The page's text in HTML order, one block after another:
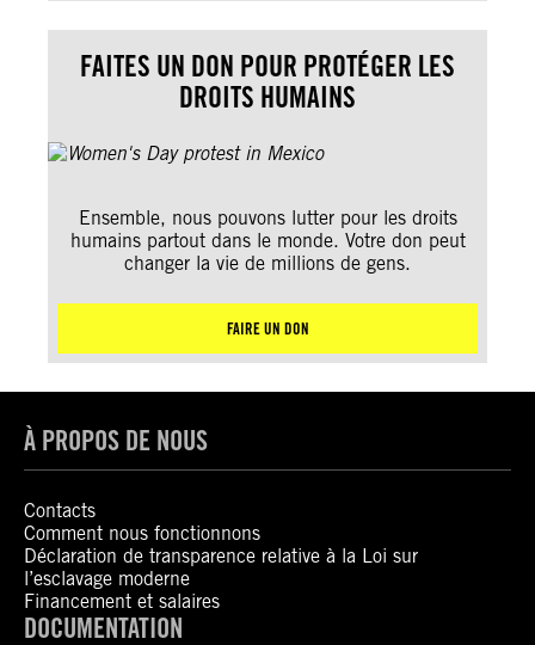
FAITES UN DON POUR PROTÉGER LES
DROITS HUMAINS
Ensemble, nous pouvons lutter pour les droits
humains partout dans le monde. Votre don peut
changer la vie de millions de gens.
FAIRE UN DON
À PROPOS DE NOUS
Contacts
Comment nous fonctionnons
Déclaration de transparence relative à la Loi sur
l’esclavage moderne
Financement et salaires
DOCUMENTATION